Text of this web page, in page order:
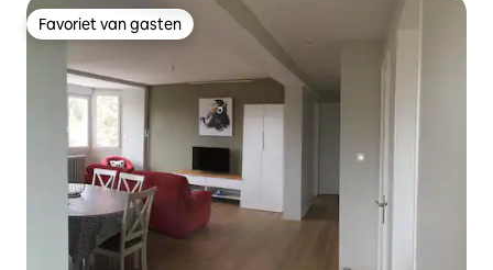
Favoriet van gasten
Favoriet van gasten